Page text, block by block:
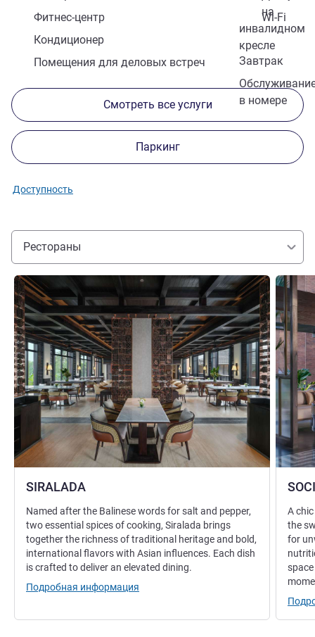
на
инвалидном
кресле
Фитнес-центр
Wi-Fi
Кондиционер
Завтрак
Помещения для деловых встреч
в номере
Смотреть все услуги
Паркинг
Доступность
Рестораны
SIRALADA
Подробная информация
Named after the Balinese words for salt and pepper,
two essential spices of cooking, Siralada brings
together the richness of traditional heritage and bold,
international flavors with Asian influences. Each dish
is crafted to deliver an elevated dining.
Подробная информация
A
the
for